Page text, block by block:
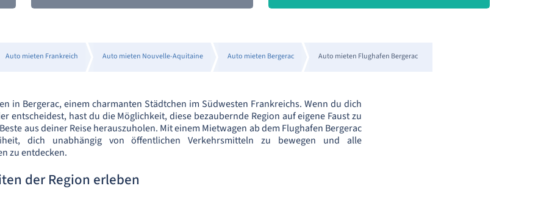
Auto mieten Frankreich Auto mieten Nouvelle-Aquitaine Auto mieten Bergerac Auto mieten Flughafen Bergerac
in Bergerac, einem charmanten Städtchen im Südwesten Frankreichs. Wenn du dich
entscheidest, hast du die Möglichkeit, diese bezaubernde Region auf eigene Faust zu
aus deiner Reise herauszuholen. Mit einem Mietwagen ab dem Flughafen Bergerac
dich unabhängig von öffentlichen Verkehrsmitteln zu bewegen und alle
zu entdecken.
der Region erleben